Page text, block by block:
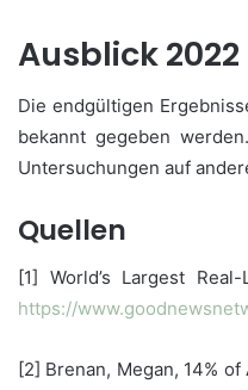
Ausblick 2022
Die endgültigen
bekannt gegeben
Untersuchungen auf
Quellen
[1] World’s Largest
https://
[2] Brenan, Megan, 14%